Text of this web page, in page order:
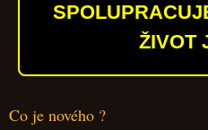
ŽIVOT
Co je nového ?